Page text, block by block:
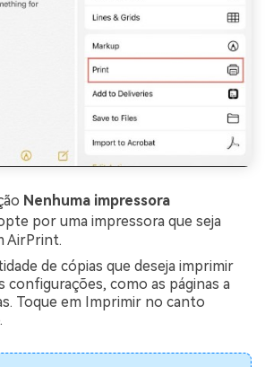
Nenhuma impressora
por uma impressora que seja
AirPrint.
de cópias que deseja imprimir
configurações, como as páginas a
Toque em Imprimir no canto